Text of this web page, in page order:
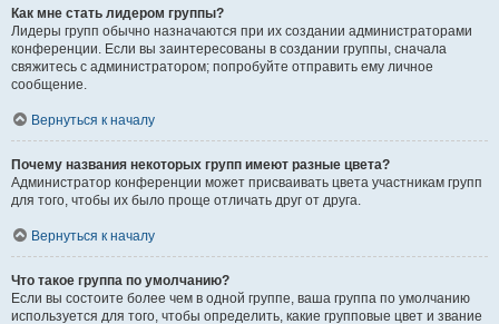
Как мне стать лидером группы?
Лидеры групп обычно назначаются при их создании администраторами
конференции. Если вы заинтересованы в создании группы, сначала
свяжитесь с администратором; попробуйте отправить ему личное
сообщение.
Вернуться к началу
Почему названия некоторых групп имеют разные цвета?
Администратор конференции может присваивать цвета участникам групп
для того, чтобы их было проще отличать друг от друга.
Вернуться к началу
Что такое группа по умолчанию?
Если вы состоите более чем в одной группе, ваша группа по умолчанию
используется для того, чтобы определить, какие групповые цвет и звание